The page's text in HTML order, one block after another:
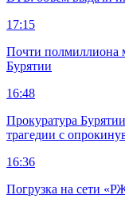
17:15
Почти полмиллиона
Бурятии
16:48
Прокуратура
трагедии с
16:36
Погрузка на сети